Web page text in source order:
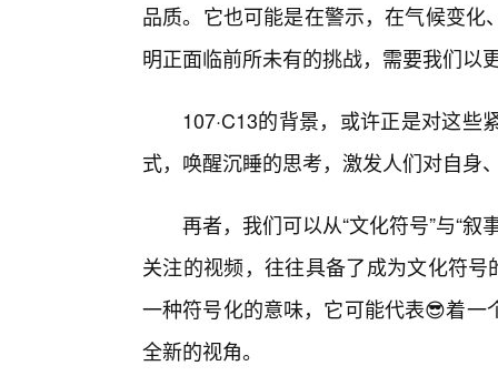
品质。它也可能是在警示，在气候变
明正面临前所未有的挑战，需要我们以
107·C13的背景，或许正是对这
式，唤醒沉睡的思考，激发人们对自身
再者，我们可以从“文化符号”与“
关注的视频，往往具备了成为文化符
一种符号化的意味，它可能代表😎着
全新的视角。